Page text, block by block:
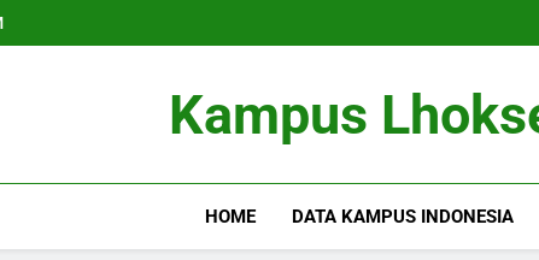
Kampus
HOME DATA KAMPUS INDONESIA